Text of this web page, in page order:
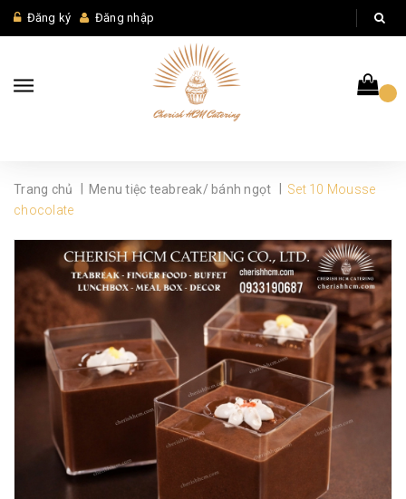
Đăng ký Đăng nhập
Trang chủ Menu tiệc teabreak/ bánh ngọt
Set 10 Mousse
chocolate